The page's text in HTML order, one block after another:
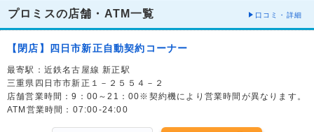
プロミスの店舗・ATM一覧 口コミ・詳細
【閉店】四日市新正自動契約コーナー
最寄駅：近鉄名古屋線 新正駅
三重県四日市市新正１－２５５４－２
店舗営業時間：9：00～21：00※契約機により営業時間が異なります。
ATM営業時間：07:00-24:00